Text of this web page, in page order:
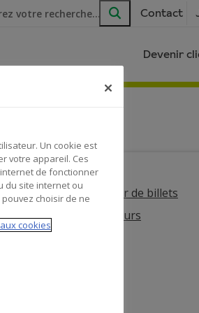
Rechercher
Contact
Devenir
Distributeur de billets
Entrepreneurs
Un cookie est
votre appareil. Ces
de fonctionner
du site internet ou
choisir de ne
cookies